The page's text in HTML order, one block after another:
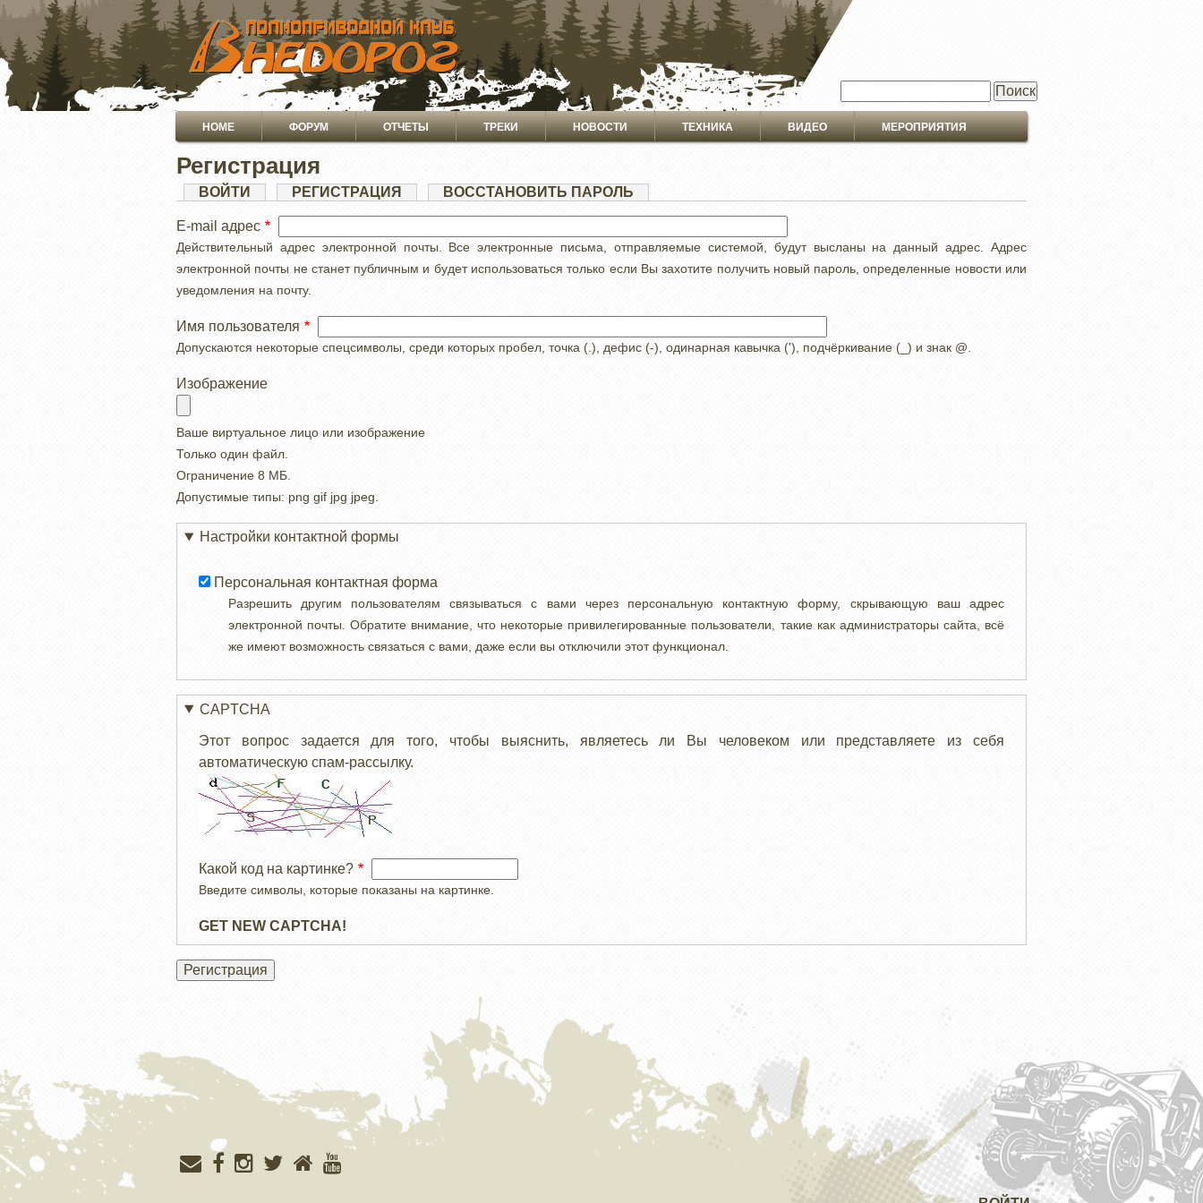
ПЕРЕЙТИ
ОСНОВНОМУ
СОДЕРЖАНИЮ
Основная
навигация
HOME ФОРУМ ОТЧЕТЫ ТРЕКИ НОВОСТИ ТЕХНИКА ВИДЕО МЕРОПРИЯТИЯ
Регистрация
Главные
вкладки
ВОЙТИ РЕГИСТРАЦИЯ
(АКТИВНАЯ
ВОССТАНОВИТЬ ПАРОЛЬ
E-mail адрес
Действительный адрес электронной почты. Все электронные письма, отправляемые системой, будут высланы на данный адрес. Адрес
электронной почты не станет публичным и будет использоваться только если Вы захотите получить новый пароль, определенные новости или
уведомления на почту.
Имя пользователя
Допускаются некоторые спецсимволы, среди которых пробел, точка (.), дефис (-), одинарная кавычка ('), подчёркивание (_) и знак @.
Изображение
Ваше виртуальное лицо или изображение
Только один файл.
Ограничение 8 МБ.
Допустимые типы: png gif jpg jpeg.
Настройки контактной формы
Персональная контактная форма
Разрешить другим пользователям связываться с вами через персональную контактную форму, скрывающую ваш адрес
электронной почты. Обратите внимание, что некоторые привилегированные пользователи, такие как администраторы сайта, всё
же имеют возможность связаться с вами, даже если вы отключили этот функционал.
CAPTCHA
Этот вопрос задается для того, чтобы выяснить, являетесь ли Вы человеком или представляете из себя
автоматическую спам-рассылку.
Какой код на картинке?
Введите символы, которые показаны на картинке.
GET NEW CAPTCHA!